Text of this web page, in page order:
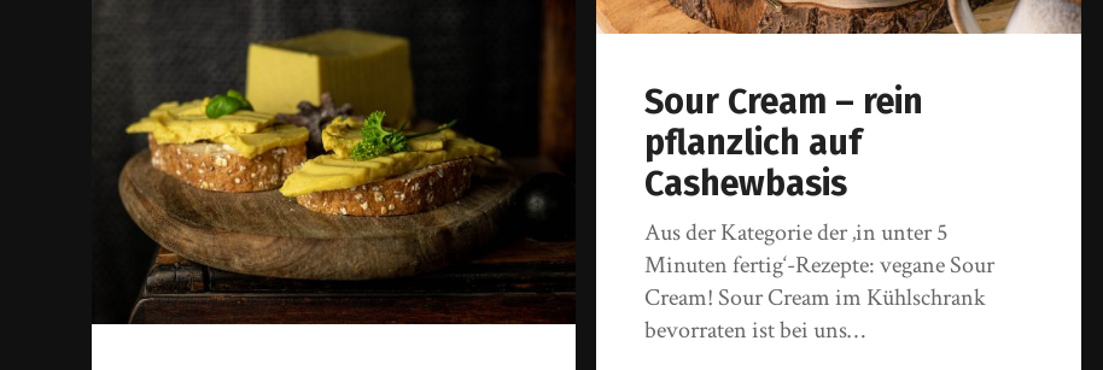
Sour Cream – rein
pflanzlich auf
Cashewbasis
Aus der Kategorie der ‚in unter 5
Minuten fertig‘-Rezepte: vegane Sour
Cream! Sour Cream im Kühlschrank
bevorraten ist bei uns…